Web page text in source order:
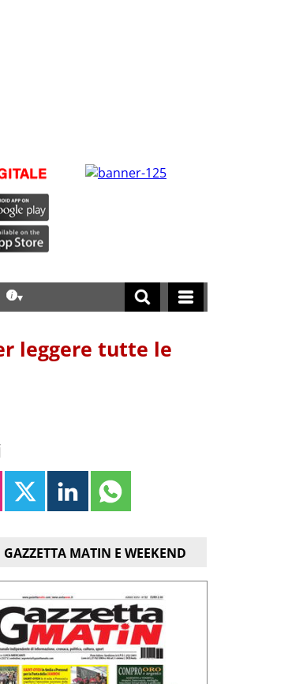
leggere tutte le
GAZZETTA MATIN E WEEKEND